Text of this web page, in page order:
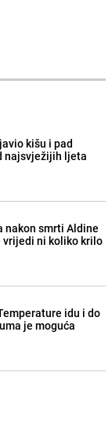
kišu i pad
najsvježijih ljeta
nakon smrti Aldine
vrijedi ni koliko krilo
idu i do
je moguća